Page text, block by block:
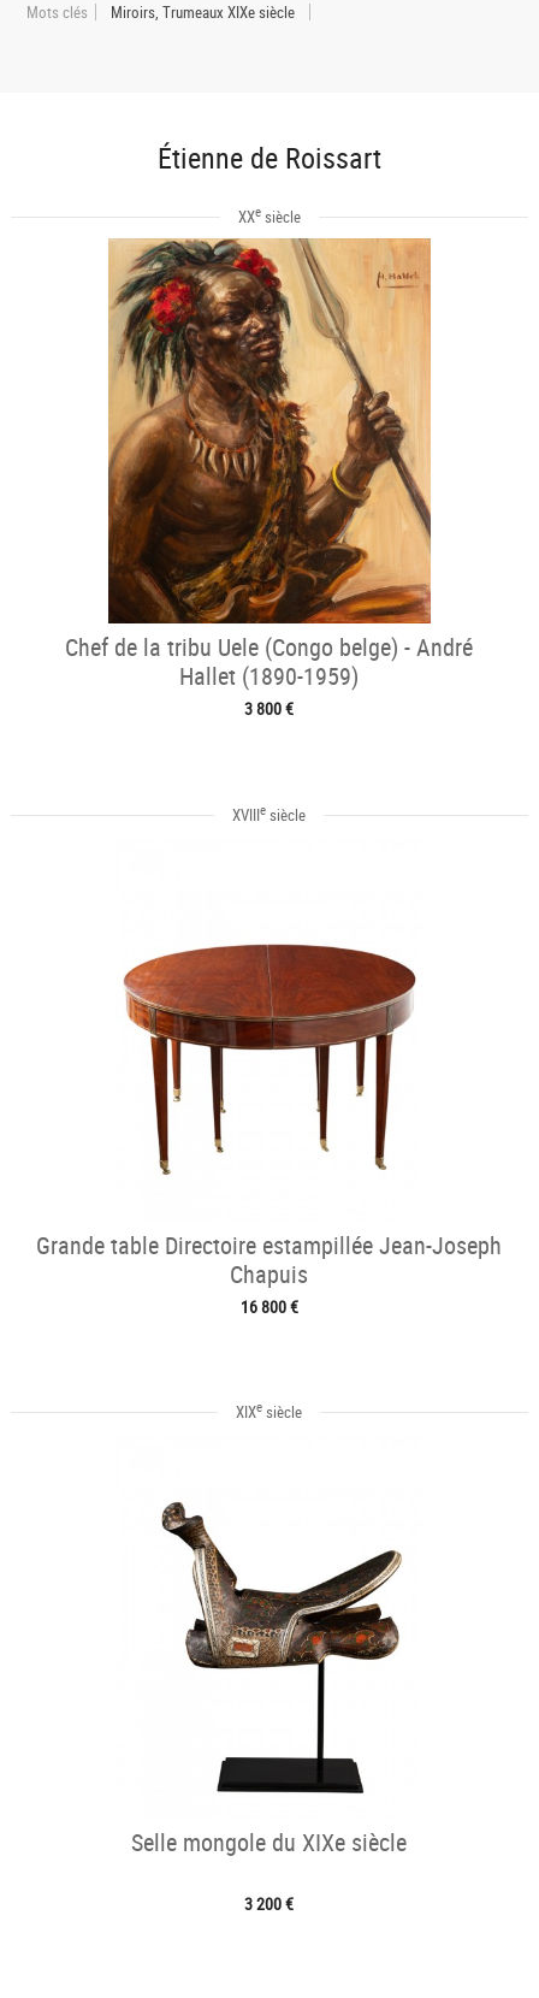
Mots clés Miroirs, Trumeaux XIXe siècle
Étienne de Roissart
XXesiècle
Chef de la tribu Uele (Congo belge) - André
Hallet (1890-1959)
3 800 €
XVIIIe siècle
Grande table Directoire estampillée Jean-Joseph
Chapuis
16 800 €
XIXe siècle
Selle mongole du XIXe siècle
3 200 €